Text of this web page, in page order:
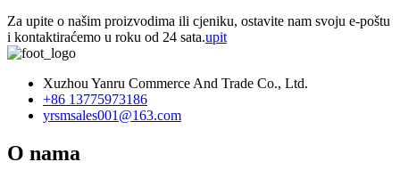
Za upite o našim proizvodima ili cjeniku, ostavite nam svoju e-poštu
i kontaktiraćemo u roku od 24 sata.upit
Xuzhou Yanru Commerce And Trade Co., Ltd.
+86 13775973186
yrsmsales001@163.com
O nama